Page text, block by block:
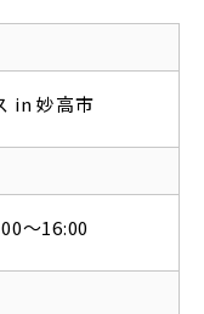
in 妙高市
～16:00